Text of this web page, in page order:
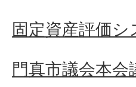
固定資産評価
門真市議会本